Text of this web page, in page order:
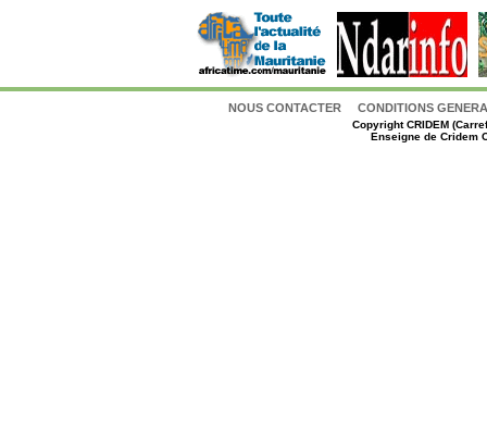
NOUS CONTACTER CONDITIONS
CopyrightCRIDEM
Enseigne de Cridem